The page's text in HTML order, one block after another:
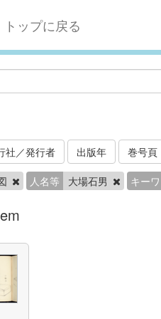
トップに戻る
社／発行者 出版年 巻号頁
人名等 大場石男 キー